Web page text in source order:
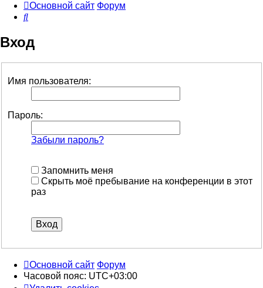
Основной сайт Форум
Поиск
Вход
Имя пользователя:
Пароль:
Забыли пароль?
Запомнить меня
Скрыть моё пребывание на конференции в этот
раз
Основной сайт Форум
Часовой пояс: UTC+03:00